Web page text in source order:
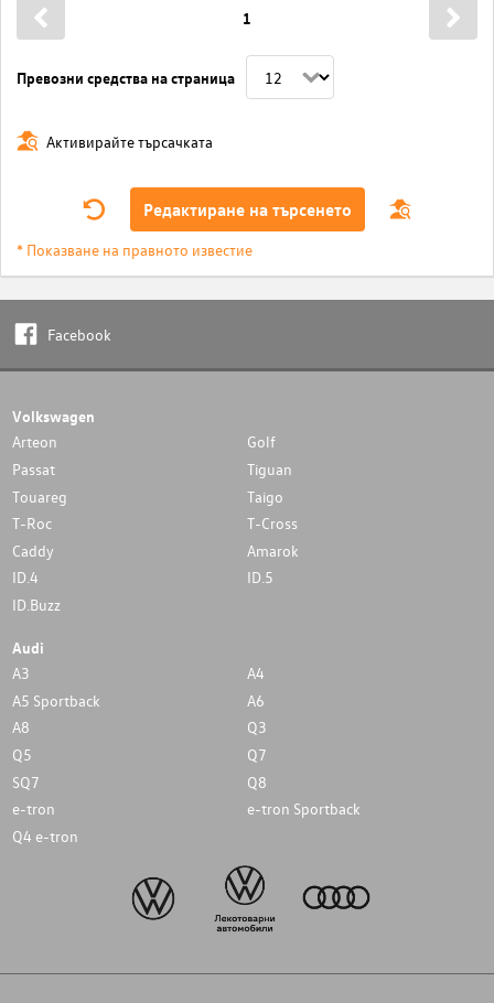
Превозни средства на страница
1
Активирайте търсачката
Редактиране на търсенето
* Показване на правното известие
Facebook
Volkswagen
Arteon
Golf
Passat
Tiguan
Touareg
Taigo
T-Roc
T-Cross
Caddy
Amarok
ID.4
ID.5
ID.Buzz
Audi
A3
A4
A5 Sportback
A6
A8
Q3
Q5
Q7
SQ7
Q8
e-tron
e-tron Sportback
Q4 e-tron